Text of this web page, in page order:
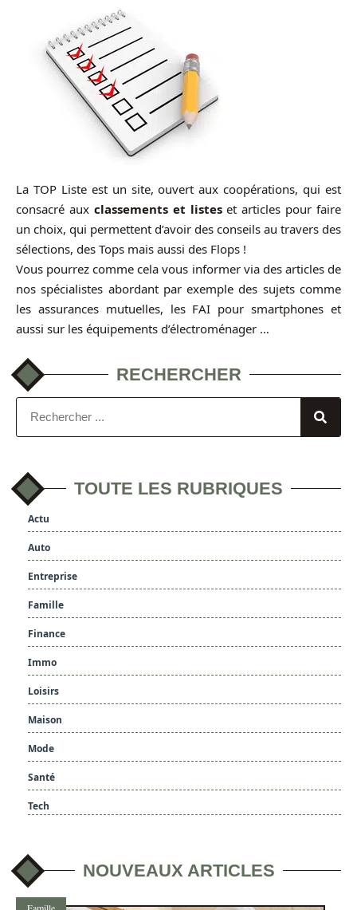
La TOP Liste est un site, ouvert aux coopérations, qui est
consacré aux classements et listeset articles pour faire
un choix, qui permettent d’avoir des conseils au travers des
sélections, des Tops mais aussi des Flops !
Vous pourrez comme cela vous informer via des articles de
nos spécialistes abordant par exemple des sujets comme
les assurances mutuelles, les FAI pour smartphones et
aussi sur les équipements d’électroménager …
RECHERCHER
TOUTE LES RUBRIQUES
Actu
Auto
Entreprise
Famille
Finance
Immo
Loisirs
Maison
Mode
Santé
Tech
NOUVEAUX ARTICLES
Famille